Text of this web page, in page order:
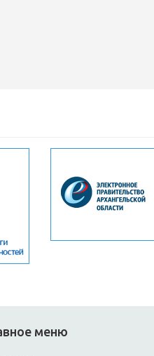
меню